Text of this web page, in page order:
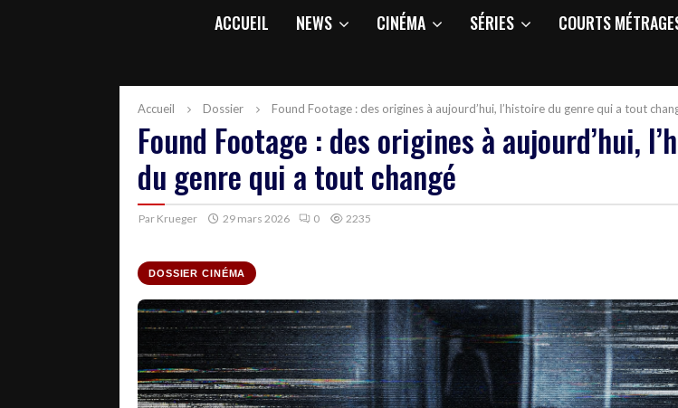
ACCUEIL NEWS CINÉMA SÉRIES COURTS
Accueil Dossier Found Footage : des origines à aujourd’hui, l’histoire du genre qui a tout
Found Footage : des origines à aujourd’hui,
du genre qui a tout changé
Par Krueger 29 mars 2026 0 2235
DOSSIER CINÉMA